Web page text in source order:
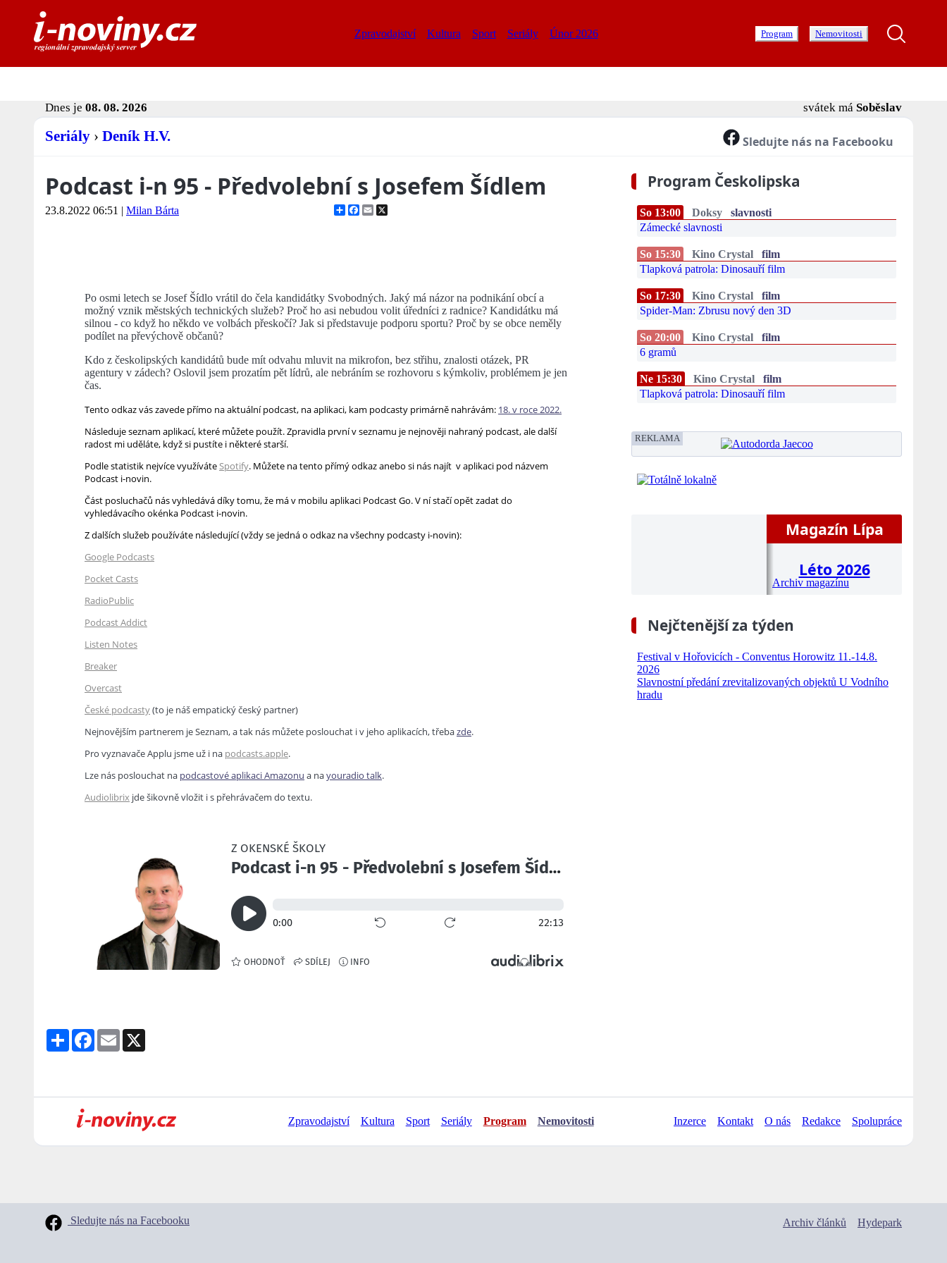
Zpravodajství Kultura Sport Seriály Únor 2026 Program Nemovitosti
Dnes je 08. 08. 2026 svátek má Soběslav
Seriály › Deník H.V. Sledujte nás na Facebooku
Podcast i-n 95 - Předvolební s Josefem Šídlem
23.8.2022 06:51 | Milan Bárta ShareFacebook
Email
Po osmi letech se Josef Šídlo vrátil do čela kandidátky Svobodných. Jaký má názor na podnikání obcí a
možný vznik městských technických služeb? Proč ho asi nebudou volit úředníci z radnice? Kandidátku má
silnou - co když ho někdo ve volbách přeskočí? Jak si představuje podporu sportu? Proč by se obce neměly
podílet na převýchově občanů?
Kdo z českolipských kandidátů bude mít odvahu mluvit na mikrofon, bez střihu, znalosti otázek, PR
agentury v zádech? Oslovil jsem prozatím pět lídrů, ale nebráním se rozhovoru s kýmkoliv, problémem je jen
čas.
Tento odkaz vás zavede přímo na aktuální podcast, na aplikaci, kam podcasty primárně nahrávám: 18. v roce 2022.
Následuje seznam aplikací, které můžete použít. Zpravidla první v seznamu je nejnověji nahraný podcast, ale další
radost mi uděláte, když si pustíte i některé starší.
Podle statistik nejvíce využíváteSpotify. Můžete na tento přímý odkaz anebo si nás najít v aplikaci pod názvem
Podcast i-novin.
Část posluchačů nás vyhledává díky tomu, že má v mobilu aplikaci Podcast Go. V ní stačí opět zadat do
vyhledávacího okénka Podcast i-novin.
Z dalších služeb používáte následující (vždy se jedná o odkaz na všechny podcasty i-novin):
Google Podcasts
Pocket Casts
RadioPublic
Podcast Addict
Listen Notes
Breaker
Overcast
České podcasty(to je náš empatický český partner)
Nejnovějším partnerem je Seznam, a tak nás můžete poslouchat i v jeho aplikacích, třebazde.
Pro vyznavače Applu jsme už i na podcasts.apple.
Lze nás poslouchat na podcastové aplikaci Amazonu a nayouradio talk.
Audiolibrix jde šikovně vložit i s přehrávačem do textu.
Share Facebook
Email
Program Českolipska
So 13:00 Doksy
slavnosti
Zámecké slavnosti
So 15:30 Kino Crystal
film
Tlapková patrola: Dinosauří film
So 17:30 Kino Crystal
film
Spider-Man: Zbrusu nový den 3D
So 20:00 Kino Crystal
film
6 gramů
Ne 15:30 Kino Crystal
film
Tlapková patrola: Dinosauří film
REKLAMA
Magazín Lípa
Léto 2026
Archiv magazínu
Nejčtenější za týden
Festival v Hořovicích - Conventus Horowitz 11.-14.8.
2026
Slavnostní předání zrevitalizovaných objektů U Vodního
hradu
Zpravodajství Kultura Sport Seriály Program Nemovitosti Inzerce Kontakt O nás Redakce Spolupráce
Sledujte nás na Facebooku Archiv článků Hydepark